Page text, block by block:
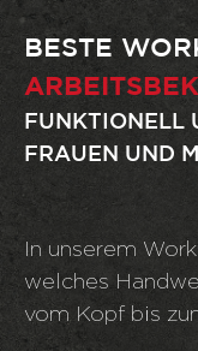
BESTE
FUNKTIONELL
FRAUEN UND
In unserem
welches
vom Kopf bis